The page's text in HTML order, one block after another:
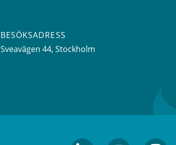
BESÖKSADRESS
Sveavägen 44, Stockholm